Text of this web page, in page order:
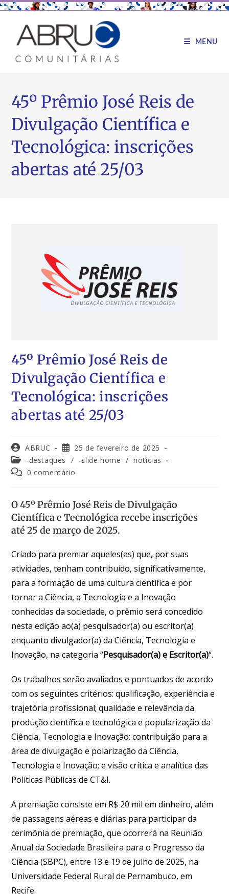
MENU
45º Prêmio José Reis de
Divulgação Científica e
Tecnológica: inscrições
abertas até 25/03
45º Prêmio José Reis de
Divulgação Científica e
Tecnológica: inscrições
abertas até 25/03
ABRUC
25 de fevereiro de 2025
-destaques
/ -slide home / notícias
0 comentário
O 45º Prêmio José Reis de Divulgação
Científica e Tecnológica recebe inscrições
até25 de março de 2025.
Criado para premiar aqueles(as) que, por suas
atividades, tenham contribuído, significativamente,
para a formação de uma cultura científica e por
tornar a Ciência, a Tecnologia e a Inovação
conhecidas da sociedade, o prêmio será concedido
nesta edição ao(à) pesquisador(a) ou escritor(a)
enquanto divulgador(a) da Ciência, Tecnologia e
Inovação, na categoria “Pesquisador(a) e Escritor(a)“.
Os trabalhos serão avaliados e pontuados de acordo
com os seguintes critérios: qualificação, experiência e
trajetória profissional; qualidade e relevância da
produção científica e tecnológica e popularização da
Ciência, Tecnologia e Inovação: contribuição para a
área de divulgação e polarização da Ciência,
Tecnologia e Inovação; e visão crítica e analítica das
Políticas Públicas de CT&I.
A premiação consiste em R$ 20 mil em dinheiro, além
de passagens aéreas e diárias para participar da
cerimônia de premiação, que ocorrerá na Reunião
Anual da Sociedade Brasileira para o Progresso da
Ciência (SBPC), entre 13 e 19 de julho de 2025, na
Universidade Federal Rural de Pernambuco, em
Recife.